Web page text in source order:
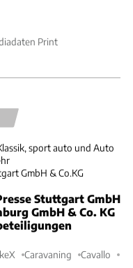
Print
sport auto und Auto
GmbH & Co.KG
Stuttgart GmbH
GmbH & Co. KG
Caravaning Cavallo